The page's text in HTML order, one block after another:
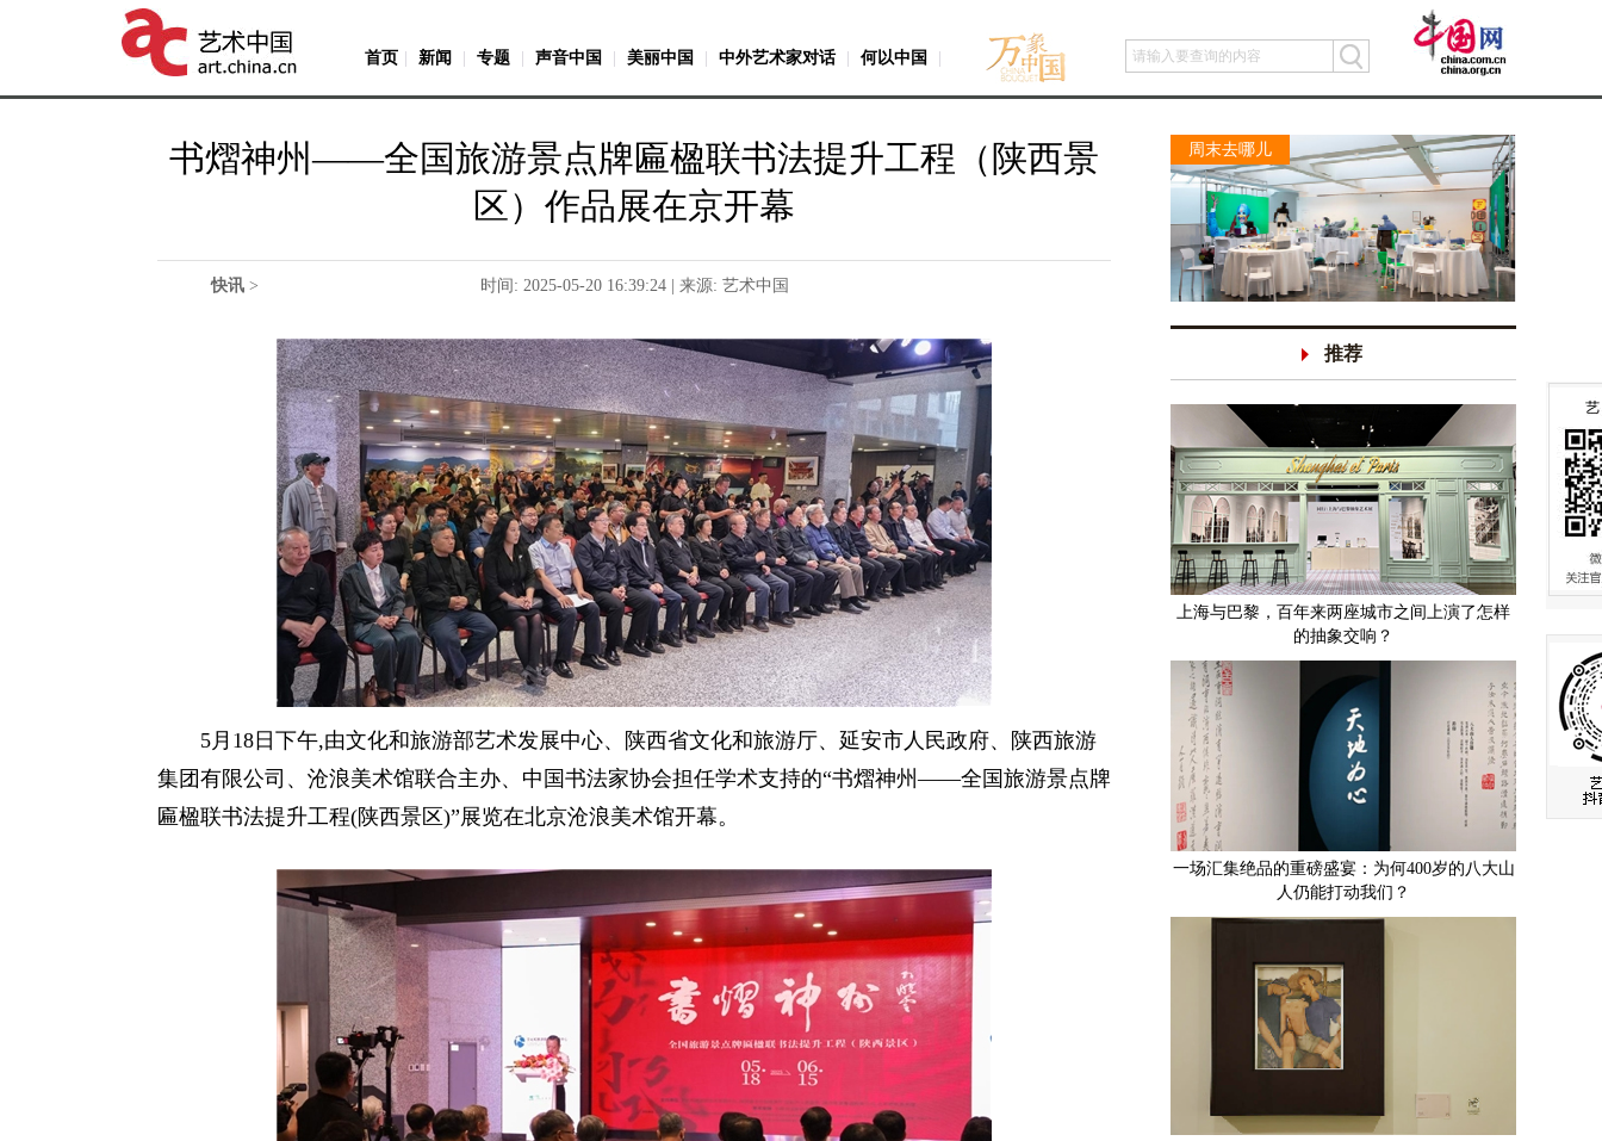
首页 新闻 专题 声音中国 美丽中国 中外艺术家对话 何以中国
书熠神州——全国旅游景点牌匾楹联书法提升工程（陕西景
区）作品展在京开幕
时间: 2025-05-20 16:39:24 | 来源: 艺术中国
快讯 >
5月18日下午,由文化和旅游部艺术发展中心、陕西省文化和旅游厅、延安市人民政府、陕西旅游
集团有限公司、沧浪美术馆联合主办、中国书法家协会担任学术支持的“书熠神州——全国旅游景点牌
匾楹联书法提升工程(陕西景区)”展览在北京沧浪美术馆开幕。
周末去哪儿
推荐
上海与巴黎，百年来两座城市之间上演了怎样
的抽象交响？
一场汇集绝品的重磅盛宴：为何400岁的八大山
人仍能打动我们？